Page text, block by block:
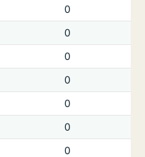
0
0
0
0
0
0
0